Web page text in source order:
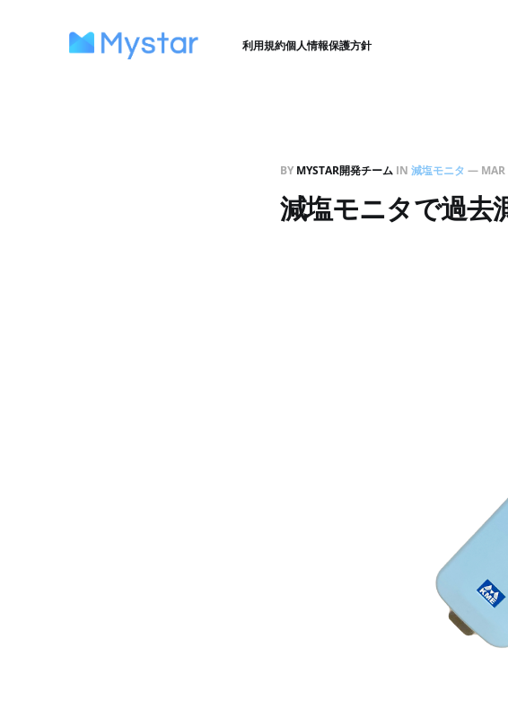
利用規約個人情報保護方針
BY MYSTAR開発チーム IN 減塩モニタ —
減塩モニタで過去